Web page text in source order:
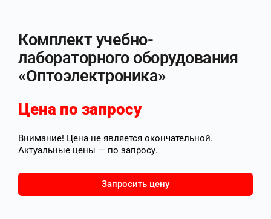
Комплект учебно-
лабораторного оборудования
«Оптоэлектроника»
Цена по запросу
Внимание! Цена не является окончательной.
Актуальные цены — по запросу.
Запросить цену